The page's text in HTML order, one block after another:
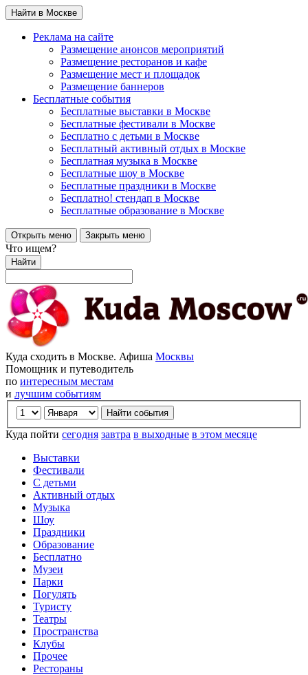
Найти в Москве
Реклама на сайте
Размещение анонсов мероприятий
Размещение ресторанов и кафе
Размещение мест и площадок
Размещение баннеров
Бесплатные события
Бесплатные выставки в Москве
Бесплатные фестивали в Москве
Бесплатно с детьми в Москве
Бесплатный активный отдых в Москве
Бесплатная музыка в Москве
Бесплатные шоу в Москве
Бесплатные праздники в Москве
Бесплатно! стендап в Москве
Бесплатные образование в Москве
Открыть меню Закрыть меню
Что ищем?
Найти
Куда сходить в Москве. Афиша Москвы
Помощник и путеводитель
по интересным местам
и лучшим событиям
Куда пойти сегодня завтра в выходные в этом месяце
Выставки
Фестивали
С детьми
Активный отдых
Музыка
Шоу
Праздники
Образование
Бесплатно
Музеи
Парки
Погулять
Туристу
Театры
Пространства
Клубы
Прочее
Рестораны